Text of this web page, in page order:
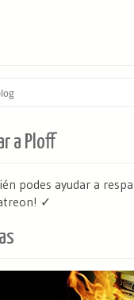
a Ploff
podes ayudar a
! ✓